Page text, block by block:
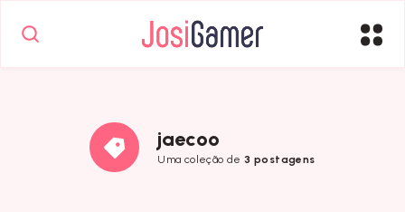
jaecoo
Uma coleção de3 postagens